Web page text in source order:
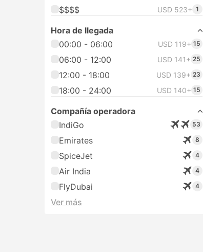
$$$$ USD 523+ 1
Hora de llegada
00:00 - 06:00
USD 119+ 15
06:00 - 12:00 USD 141+ 25
12:00 - 18:00 USD 139+ 23
18:00 - 24:00 USD 140+ 15
Compañía operadora
IndiGo
53
Emirates 8
SpiceJet 4
Air India 4
FlyDubai 4
Ver más